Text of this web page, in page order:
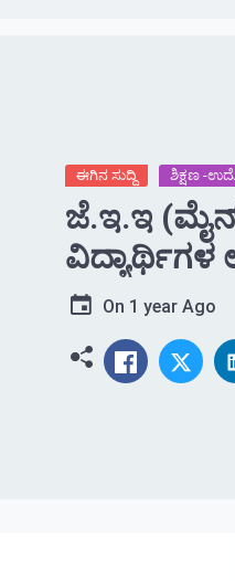
ಈಗಿನ ಸುದ್ದಿ ಶಿಕ್ಷಣ -
ಜೆ.ಇ.ಇ
On 1 year Ago